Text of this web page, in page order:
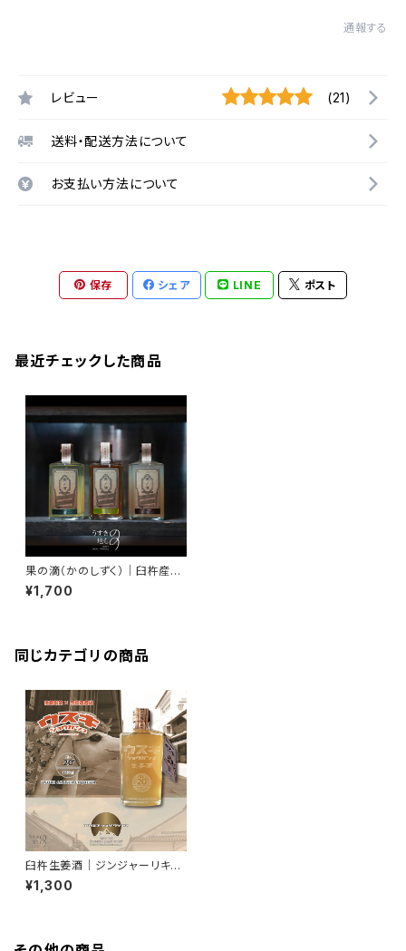
通報する
レビュー (21)
送料・配送方法について
お支払い方法について
保存 シェア LINE ポスト
最近チェックした商品
果の滴（かのしずく）｜臼杵産果
実リキュール【梅／かぼす／キウ
イ】USUKI Liqueur 500ml
¥1,700
同じカテゴリの商品
臼杵生姜酒｜ジンジャーリキュ
ール｜大分・臼杵産生姜使用
¥1,300